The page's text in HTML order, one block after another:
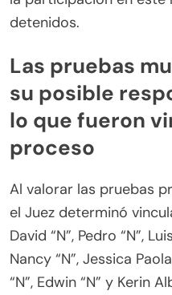
detenidos.
Las pruebas
su posible
lo que fueron
proceso
Al valorar las pruebas
el Juez determinó
David “N”, Pedro “N”,
Nancy “N”, Jessica
“N”, Edwin “N” y Kerin